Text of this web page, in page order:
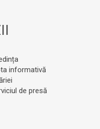
informativă
de presă